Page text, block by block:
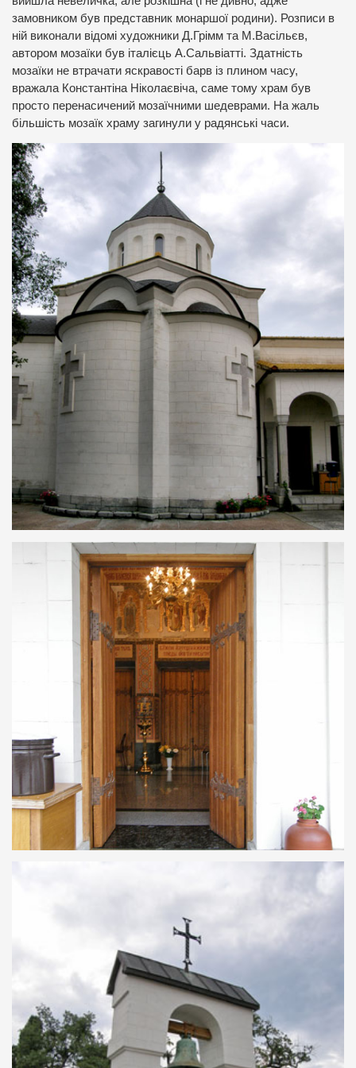
замовником був представник монаршої родини). Розписи в
ній виконали відомі художники Д.Грімм та М.Васільєв,
автором мозаїки був італієць А.Сальвіатті. Здатність
мозаїки не втрачати яскравості барв із плином часу,
вражала Константіна Ніколаєвіча, саме тому храм був
просто перенасичений мозаїчними шедеврами. На жаль
більшість мозаїк храму загинули у радянські часи.